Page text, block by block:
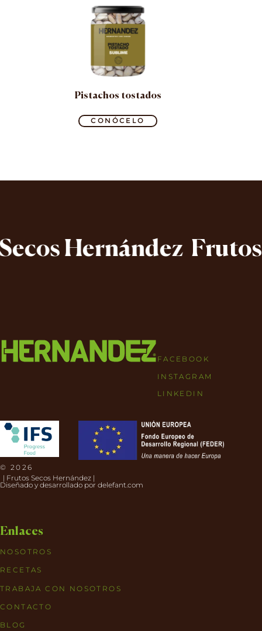
Pistachos tostados
CONÓCELO
Hernández Frutos
FACEBOOK
INSTAGRAM
LINKEDIN
© 2026
| Frutos Secos Hernández |
Diseñado y desarrollado por delefant.com
Enlaces
NOSOTROS
RECETAS
TRABAJA CON NOSOTROS
CONTACTO
BLOG